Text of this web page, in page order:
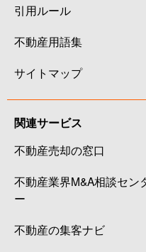
引用ルール
不動産用語集
サイトマップ
関連サービス
不動産売却の窓口
不動産業界M&A相談セン
ー
不動産の集客ナビ